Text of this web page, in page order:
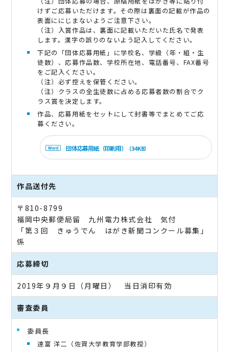
けずご応募いただけます。その際は裏面の記載が作品の
表面ににじまないようご注意下さい。
（注）入賞作品は、裏面に記載いただいた氏名で発表
します。漢字の誤りのないよう記入してください。
下記の「団体応募用紙」に学校名、学級（年・組・生
徒数）、応募作品数、学校所在地、電話番号、FAX番号
をご記入ください。
（注）必ず控えを保管ください。
（注）クラスの全生徒数に占める応募者数の割合でク
ラス賞を決定します。
作品、応募用紙をセットにして封書等でまとめてご応
募ください。
団体応募用紙（印刷用） （34KB）
作品送付先
〒810-8799
福岡中央郵便局留 九州電力株式会社 気付
「第３回 きゅうでん はがき新聞コンクール募集」
係
応募締切
2019年９月９日（月曜日） 当日消印有効
審査委員
委員長
達富 洋二（佐賀大学教育学部教授）